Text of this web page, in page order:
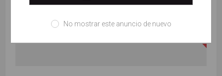
No mostrar este anuncio de nuevo